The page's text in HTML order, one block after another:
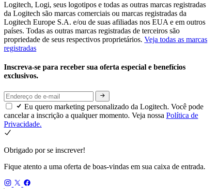
Logitech, Logi, seus logotipos e todas as outras marcas registradas
da Logitech são marcas comerciais ou marcas registradas da
Logitech Europe S.A. e/ou de suas afiliadas nos EUA e em outros
países. Todas as outras marcas registradas de terceiros são
propriedade de seus respectivos proprietários. Veja todas as marcas
registradas
Inscreva-se para receber sua oferta especial e benefícios
exclusivos.
Eu quero marketing personalizado da Logitech. Você pode
cancelar a inscrição a qualquer momento. Veja nossa Política de
Privacidade.
Obrigado por se inscrever!
Fique atento a uma oferta de boas-vindas em sua caixa de entrada.